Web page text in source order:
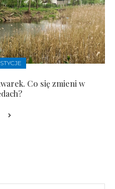
Co się zmieni w